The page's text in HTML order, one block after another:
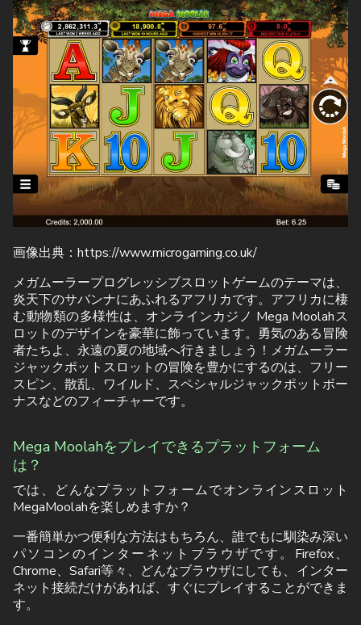
画像出典：https://www.microgaming.co.uk/
メガムーラープログレッシブスロットゲームのテーマは、
炎天下のサバンナにあふれるアフリカです。アフリカに棲
む動物類の多様性は、オンラインカジノ Mega Moolahス
ロットのデザインを豪華に飾っています。勇気のある冒険
者たちよ、永遠の夏の地域へ行きましょう！メガムーラー
ジャックポットスロットの冒険を豊かにするのは、フリー
スピン、散乱、ワイルド、スペシャルジャックポットボー
ナスなどのフィーチャーです。
Mega Moolahをプレイできるプラットフォーム
は？
では、どんなプラットフォームでオンラインスロット
MegaMoolahを楽しめますか？
一番簡単かつ便利な方法はもちろん、誰でもに馴染み深い
パソコンのインターネットブラウザです。Firefox、
Chrome、Safari等々、どんなブラウザにしても、インター
ネット接続だけがあれば、すぐにプレイすることができま
す。